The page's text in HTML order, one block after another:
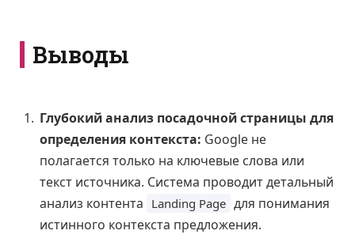
Выводы
Глубокий анализ посадочной страницы для
определения контекста: Google не
полагается только на ключевые слова или
текст источника. Система проводит детальный
анализ контента Landing Page для понимания
истинного контекста предложения.